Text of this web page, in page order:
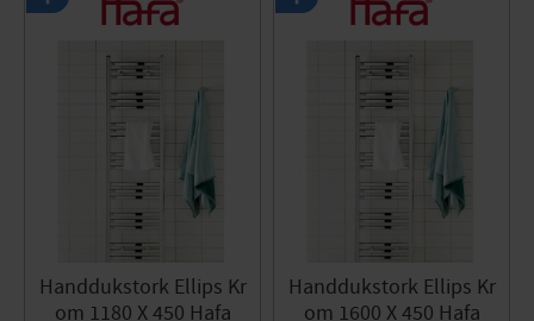
Handdukstork Ellips Kr
om 1180 X 450 Hafa
Handdukstork Ellips Kr
om 1600 X 450 Hafa